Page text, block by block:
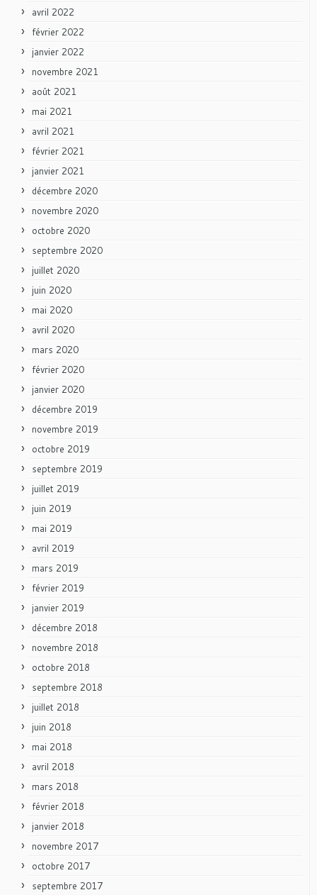
avril 2022
février 2022
janvier 2022
novembre 2021
août 2021
mai 2021
avril 2021
février 2021
janvier 2021
décembre 2020
novembre 2020
octobre 2020
septembre 2020
juillet 2020
juin 2020
mai 2020
avril 2020
mars 2020
février 2020
janvier 2020
décembre 2019
novembre 2019
octobre 2019
septembre 2019
juillet 2019
juin 2019
mai 2019
avril 2019
mars 2019
février 2019
janvier 2019
décembre 2018
novembre 2018
octobre 2018
septembre 2018
juillet 2018
juin 2018
mai 2018
avril 2018
mars 2018
février 2018
janvier 2018
novembre 2017
octobre 2017
septembre 2017